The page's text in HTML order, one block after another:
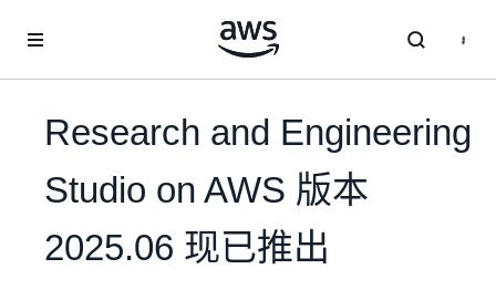
Research and Engineering
Studio on AWS 版本
2025.06 现已推出